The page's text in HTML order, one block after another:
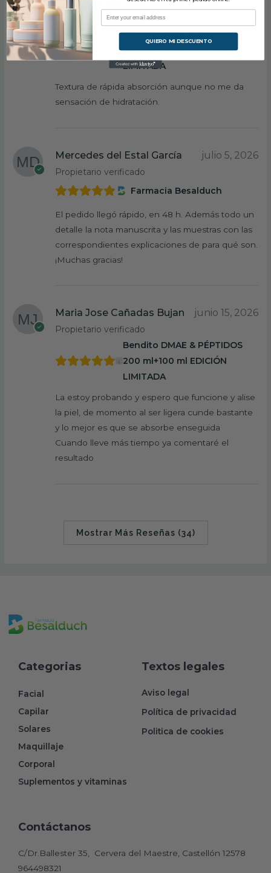
Propietario verificado
Bendito DMAE & PÉPTIDOS
200 ml+100 ml EDICIÓN
LIMITADA
Textura de rápida absorción aunque no me da
sensación de hidratación.
Mercedes del Estal García
Propietario verificado
julio 5, 2026
Farmacia Besalduch
El pedido llegó rápido, en 48 h. Además todo un
detalle la nota manuscrita y las muestras con las
correspondientes explicaciones de para qué son.
¡Muchas gracias!
Maria Jose Cañadas Bujan
Propietario verificado
junio 15, 2026
Bendito DMAE & PÉPTIDOS
200 ml+100 ml EDICIÓN
LIMITADA
La estoy probando y espero que funcione y alise
la piel, de momento al ser ligera cunde bastante
y lo mejor es que se absorbe enseguida
Cuando lleve más tiempo ya comentaré el
resultado
Mostrar Más Reseñas (34)
Categorias
Facial
Capilar
Solares
Maquillaje
Corporal
Suplementos y vitaminas
Textos legales
Aviso legal
Política de privacidad
Politica de cookies
Contáctanos
C/Dr.Ballester 35, Cervera del Maestre, Castellón 12578
964498321
QUIERO MI DESCUENTO